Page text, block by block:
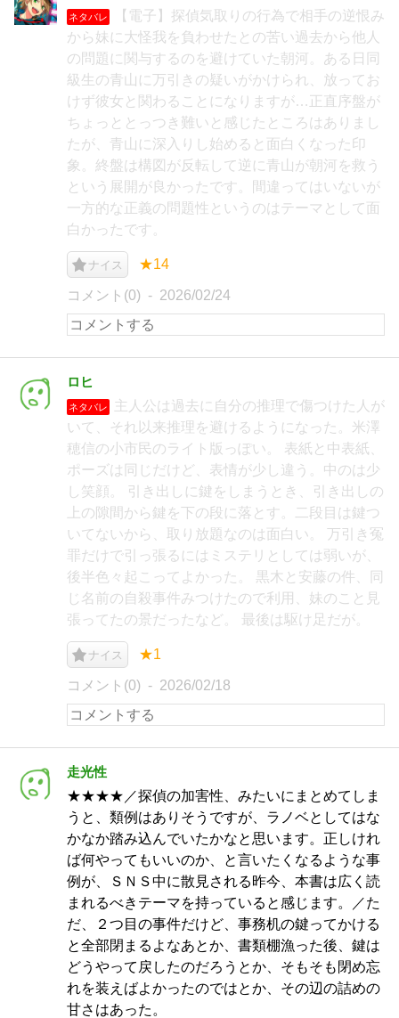
ネタバレ
【電子】探偵気取りの行為で相手の逆恨み
から妹に大怪我を負わせたとの苦い過去から他人
の問題に関与するのを避けていた朝河。ある日同
級生の青山に万引きの疑いがかけられ、放ってお
けず彼女と関わることになりますが…正直序盤が
ちょっととっつき難いと感じたところはありまし
たが、青山に深入りし始めると面白くなった印
象。終盤は構図が反転して逆に青山が朝河を救う
という展開が良かったです。間違ってはいないが
一方的な正義の問題性というのはテーマとして面
白かったです。
ナイス ★14
コメント(0) 2026/02/24
ロヒ
ネタバレ
主人公は過去に自分の推理で傷つけた人が
いて、それ以来推理を避けるようになった。米澤
穂信の小市民のライト版っぽい。 表紙と中表紙、
ポーズは同じだけど、表情が少し違う。中のは少
し笑顔。 引き出しに鍵をしまうとき、引き出しの
上の隙間から鍵を下の段に落とす。二段目は鍵つ
いてないから、取り放題なのは面白い。 万引き冤
罪だけで引っ張るにはミステリとしては弱いが、
後半色々起こってよかった。 黒木と安藤の件、同
じ名前の自殺事件みつけたので利用、妹のこと見
張ってたの景だったなど。 最後は駆け足だが。
ナイス ★1
コメント(0) 2026/02/18
走光性
★★★★／探偵の加害性、みたいにまとめてしま
うと、類例はありそうですが、ラノベとしてはな
かなか踏み込んでいたかなと思います。正しけれ
ば何やってもいいのか、と言いたくなるような事
例が、ＳＮＳ中に散見される昨今、本書は広く読
まれるべきテーマを持っていると感じます。／た
だ、２つ目の事件だけど、事務机の鍵ってかける
と全部閉まるよなあとか、書類棚漁った後、鍵は
どうやって戻したのだろうとか、そもそも閉め忘
れを装えばよかったのではとか、その辺の詰めの
甘さはあった。